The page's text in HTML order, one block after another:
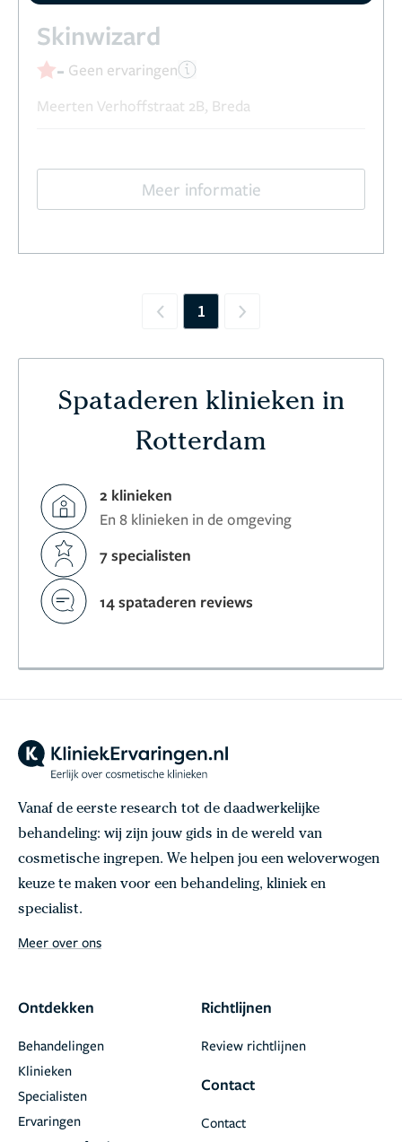
Skinwizard
- Geen ervaringen
Meerten Verhoffstraat 2B, Breda
Meer informatie
Previous
1 Next
Spataderen klinieken in
Rotterdam
2 klinieken
En 8 klinieken in de omgeving
7 specialisten
14 spataderen reviews
Vanaf de eerste research tot de daadwerkelijke
behandeling: wij zijn jouw gids in de wereld van
cosmetische ingrepen. We helpen jou een weloverwogen
keuze te maken voor een behandeling, kliniek en
specialist.
Meer over ons
Ontdekken
Behandelingen
Klinieken
Specialisten
Ervaringen
Richtlijnen
Review richtlijnen
Contact
Contact